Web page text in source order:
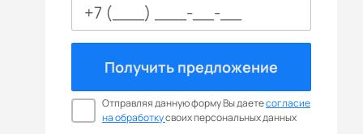
Получить предложение
Отправляя данную форму Вы даетесогласие
на обработкусвоих персональных данных